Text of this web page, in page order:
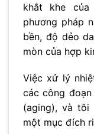
khắt khe
phương pháp
bền, độ dẻo
mòn của hợp
Việc xử lý
các công đoạn
(aging), và tôi
một mục đích